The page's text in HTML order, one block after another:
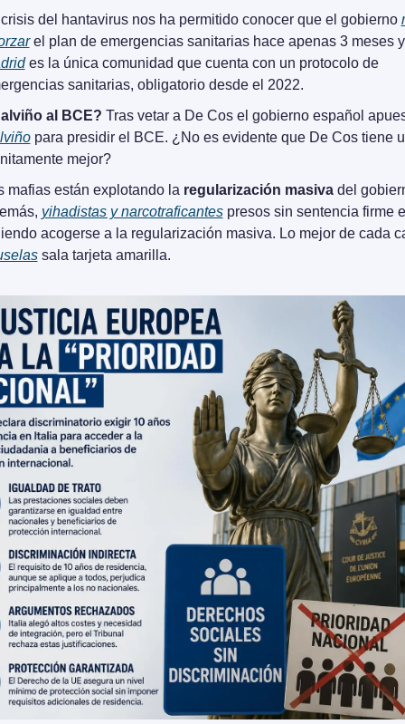
del hantavirus nos ha permitido conocer que el gobierno
es la única comunidad que cuenta con un protocolo de
sanitarias, obligatorio desde el 2022.
al BCE?
para presidir el BCE. ¿No es evidente que De Cos tiene
mejor?
mafias están explotando la regularización masiva del
yihadistas y narcotraficantes presos sin sentencia firme
sala tarjeta amarilla.